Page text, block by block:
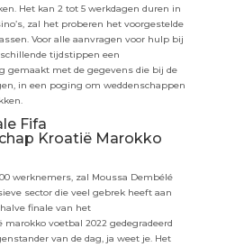
Het kan 2 tot 5 werkdagen duren in
zal het proberen het voorgestelde
Voor alle aanvragen voor hulp bij
tijdstippen een
gemaakt met de gegevens die bij de
in een poging om weddenschappen
Fifa
Kroatië Marokko
werknemers, zal Moussa Dembélé
sector die veel gebrek heeft aan
finale van het
voetbal 2022 gedegradeerd
van de dag, ja weet je. Het